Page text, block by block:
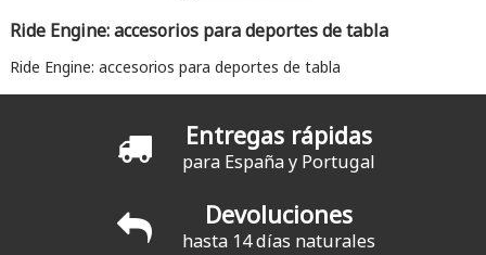
Ride Engine: accesorios para deportes de tabla
Ride Engine: accesorios para deportes de tabla
Entregas rápidas
para España y Portugal
Devoluciones
hasta 14 días naturales